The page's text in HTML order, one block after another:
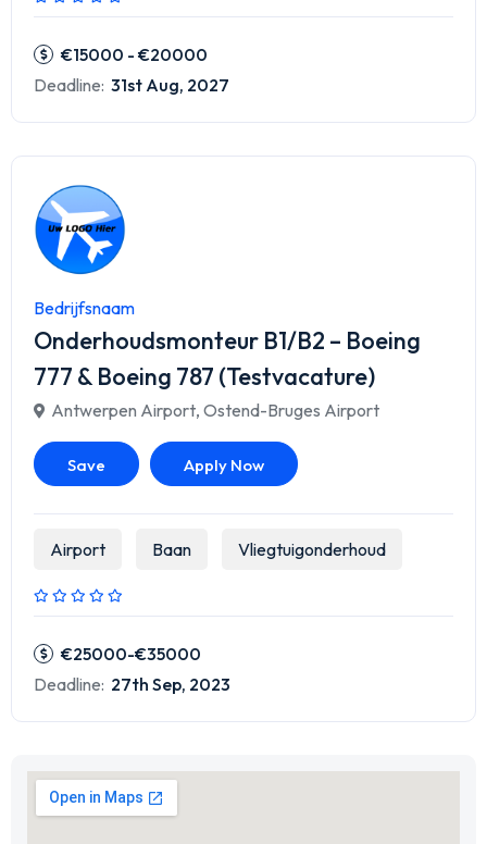
€15000 - €20000
Deadline: 31st Aug, 2027
Bedrijfsnaam
Onderhoudsmonteur B1/B2 – Boeing
777 & Boeing 787 (Testvacature)
Antwerpen Airport, Ostend-Bruges Airport
Save Apply Now
Airport Baan Vliegtuigonderhoud
€25000-€35000
Deadline: 27th Sep, 2023